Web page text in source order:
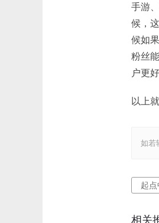
手游
候，
候如
粉丝
户更
以上
如若
起
相关